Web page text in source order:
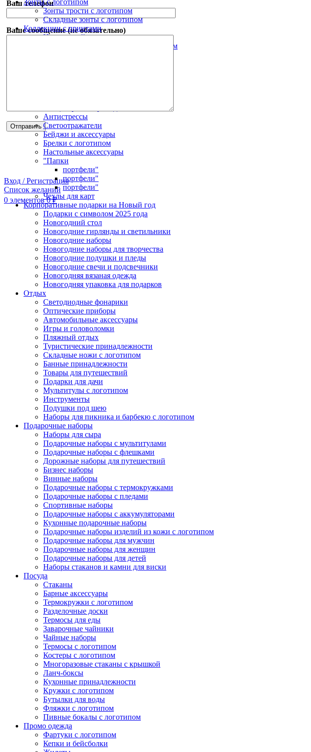
Ваш телефон
Ваше сообщение (не обязательно)
Вход / Регистрация
Список желаний
0 элементов 0₽
Зонты с логотипом
Зонты трости с логотипом
Складные зонты с логотипом
Коллекции с принтами
Новогодний мерч
Оригинальные ежедневники с принтом
Антистрессы
Светоотражатели
Бейджи и аксессуары
Брелки с логотипом
Настольные аксессуары
"Папки
портфели"
портфели"
портфели"
Чехлы для карт
Корпоративные подарки на Новый год
Подарки с символом 2025 года
Новогодний стол
Новогодние гирлянды и светильники
Новогодние наборы
Новогодние наборы для творчества
Новогодние подушки и пледы
Новогодние свечи и подсвечники
Новогодняя вязаная одежда
Новогодняя упаковка для подарков
Отдых
Светодиодные фонарики
Оптические приборы
Автомобильные аксессуары
Игры и головоломки
Пляжный отдых
Туристические принадлежности
Складные ножи с логотипом
Банные принадлежности
Товары для путешествий
Подарки для дачи
Мультитулы с логотипом
Инструменты
Подушки под шею
Наборы для пикника и барбекю с логотипом
Подарочные наборы
Наборы для сыра
Подарочные наборы с мультитулами
Подарочные наборы с флешками
Дорожные наборы для путешествий
Бизнес наборы
Винные наборы
Подарочные наборы с термокружками
Подарочные наборы с пледами
Спортивные наборы
Подарочные наборы с аккумуляторами
Кухонные подарочные наборы
Подарочные наборы изделий из кожи с логотипом
Подарочные наборы для мужчин
Подарочные наборы для женщин
Подарочные наборы для детей
Наборы стаканов и камни для виски
Посуда
Стаканы
Барные аксессуары
Термокружки с логотипом
Разделочные доски
Термосы для еды
Заварочные чайники
Чайные наборы
Термосы с логотипом
Костеры с логотипом
Многоразовые стаканы с крышкой
Ланч-боксы
Кухонные принадлежности
Кружки с логотипом
Бутылки для воды
Фляжки с логотипом
Пивные бокалы с логотипом
Промо одежда
Фартуки с логотипом
Кепки и бейсболки